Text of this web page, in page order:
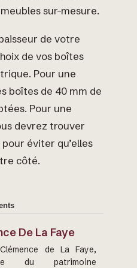
sur-mesure.
de votre
de vos boîtes
Pour une
boîtes de 40 mm de
Pour une
devrez trouver
éviter qu’elles
côté.
De La Faye
de La Faye,
du patrimoine